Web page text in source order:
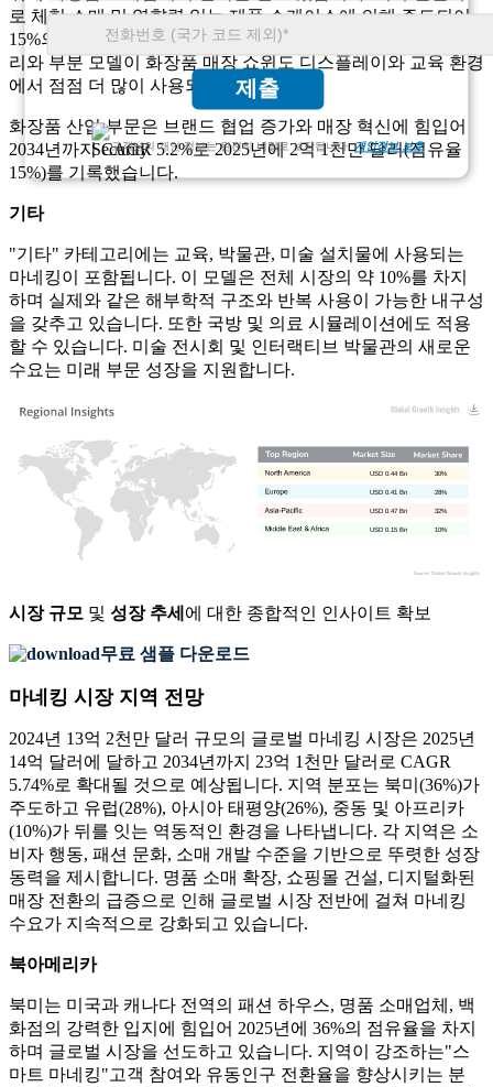
제출
고객님의 개인 정보는 완전히 비밀로 보장됩니다.개인정보 보호
로 체험 소매 및 영향력 있는 제품 쇼케이스에 의해 주도되어
15%의 점유율을 차지하고 있습니다. 실물과 똑같은 마네킹 머
리와 부분 모델이 화장품 매장 쇼윈도 디스플레이와 교육 환경
에서 점점 더 많이 사용되고 있습니다.
화장품 산업 부문은 브랜드 협업 증가와 매장 혁신에 힘입어
2034년까지 CAGR 5.2%로 2025년에 2억 1천만 달러(점유율
15%)를 기록했습니다.
기타
"기타" 카테고리에는 교육, 박물관, 미술 설치물에 사용되는
마네킹이 포함됩니다. 이 모델은 전체 시장의 약 10%를 차지
하며 실제와 같은 해부학적 구조와 반복 사용이 가능한 내구성
을 갖추고 있습니다. 또한 국방 및 의료 시뮬레이션에도 적용
할 수 있습니다. 미술 전시회 및 인터랙티브 박물관의 새로운
수요는 미래 부문 성장을 지원합니다.
10%
USD 0.15 Bn
32%
USD 0.47 Bn
28%
USD 0.41 Bn
30%
USD 0.44 Bn
시장 규모 및 성장 추세 에 대한 종합적인 인사이트 확보
무료 샘플 다운로드
마네킹 시장 지역 전망
2024년 13억 2천만 달러 규모의 글로벌 마네킹 시장은 2025년
14억 달러에 달하고 2034년까지 23억 1천만 달러로 CAGR
5.74%로 확대될 것으로 예상됩니다. 지역 분포는 북미(36%)가
주도하고 유럽(28%), 아시아 태평양(26%), 중동 및 아프리카
(10%)가 뒤를 잇는 역동적인 환경을 나타냅니다. 각 지역은 소
비자 행동, 패션 문화, 소매 개발 수준을 기반으로 뚜렷한 성장
동력을 제시합니다. 명품 소매 확장, 쇼핑몰 건설, 디지털화된
매장 전환의 급증으로 인해 글로벌 시장 전반에 걸쳐 마네킹
수요가 지속적으로 강화되고 있습니다.
북아메리카
북미는 미국과 캐나다 전역의 패션 하우스, 명품 소매업체, 백
화점의 강력한 입지에 힘입어 2025년에 36%의 점유율을 차지
하며 글로벌 시장을 선도하고 있습니다. 지역이 강조하는"스
마트 마네킹"고객 참여와 유동인구 전환율을 향상시키는 분